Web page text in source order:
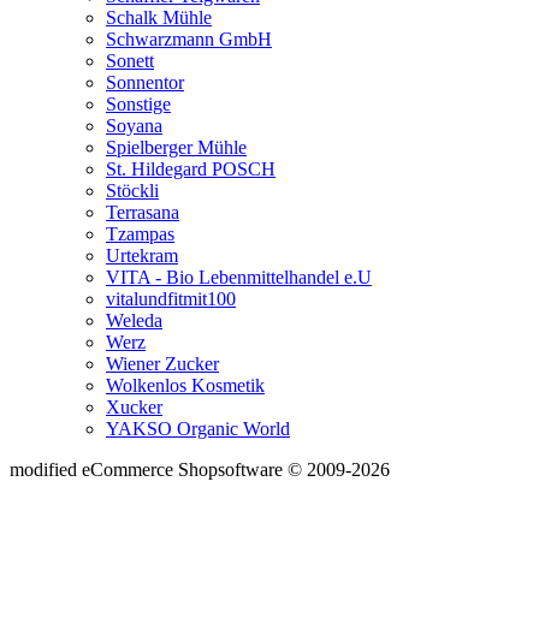
Schalk Mühle
Schwarzmann GmbH
Sonett
Sonnentor
Sonstige
Soyana
Spielberger Mühle
St. Hildegard POSCH
Stöckli
Terrasana
Tzampas
Urtekram
VITA - Bio Lebenmittelhandel e.U
vitalundfitmit100
Weleda
Werz
Wiener Zucker
Wolkenlos Kosmetik
Xucker
YAKSO Organic World
modified eCommerce Shopsoftware © 2009-2026